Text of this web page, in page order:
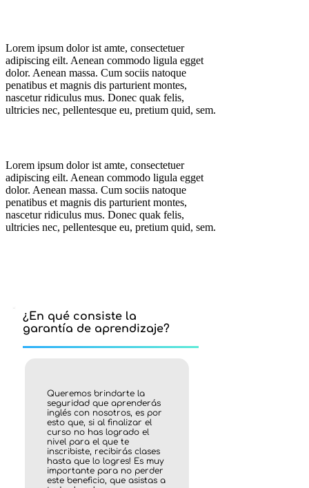
Lorem ipsum dolor ist amte, consectetuer
adipiscing eilt. Aenean commodo ligula egget
dolor. Aenean massa. Cum sociis natoque
penatibus et magnis dis parturient montes,
nascetur ridiculus mus. Donec quak felis,
ultricies nec, pellentesque eu, pretium quid, sem.
Lorem ipsum dolor ist amte, consectetuer
adipiscing eilt. Aenean commodo ligula egget
dolor. Aenean massa. Cum sociis natoque
penatibus et magnis dis parturient montes,
nascetur ridiculus mus. Donec quak felis,
ultricies nec, pellentesque eu, pretium quid, sem.
¿En qué consiste la
garantía de aprendizaje?
Queremos brindarte la
seguridad que aprenderás
inglés con nosotros, es por
esto que, si al finalizar el
curso no has logrado el
nivel para el que te
inscribiste, recibirás clases
hasta que lo logres! Es muy
importante para no perder
este beneficio, que asistas a